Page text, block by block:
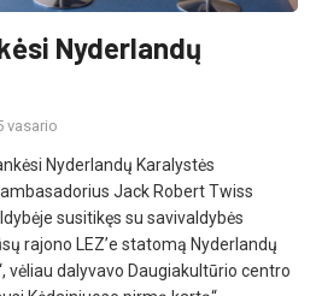
Nyderlandų
vasario
Nyderlandų Karalystės
Jack Robert Twiss
susitikęs su savivaldybės
rajono LEZ’e statomą Nyderlandų
vėliau dalyvavo Daugiakultūrio centro